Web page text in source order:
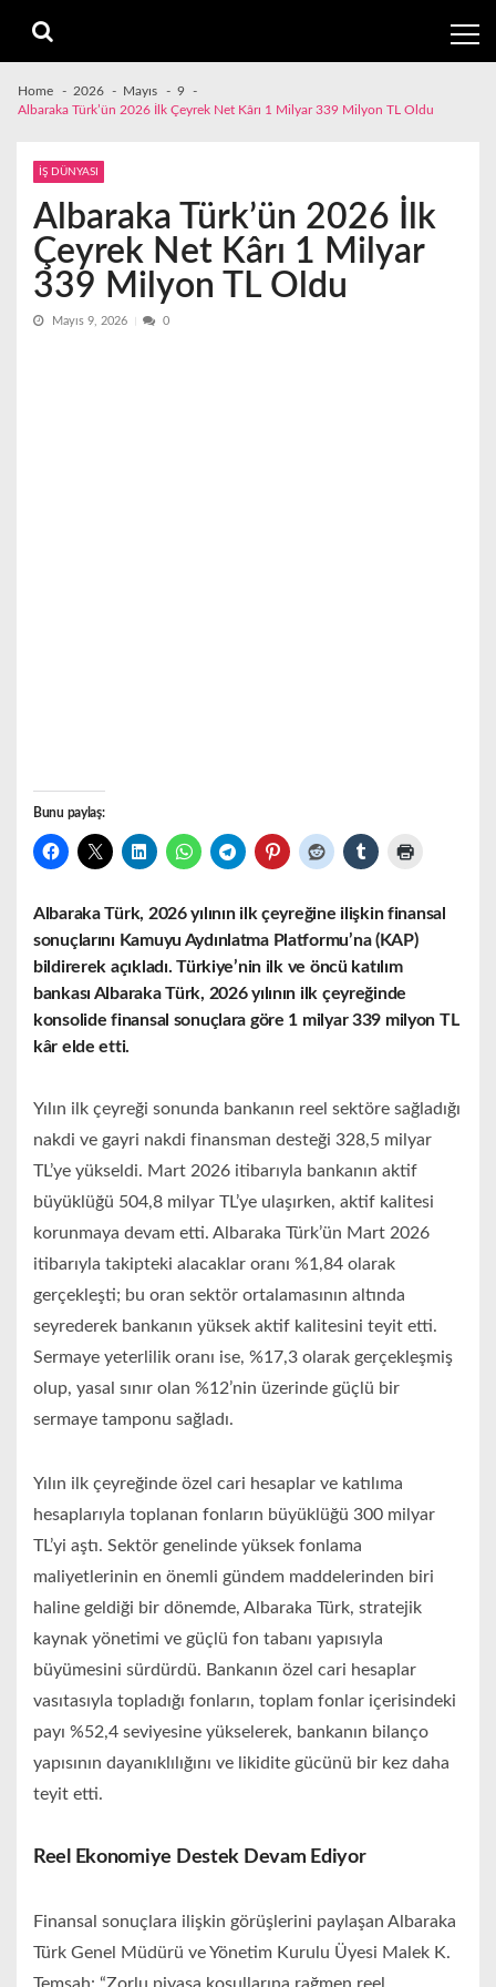
navigation
content
Home 2026 Mayıs
9
Albaraka Türk’ün 2026 İlk Çeyrek Net Kârı 1 Milyar 339 Milyon TL Oldu
İŞ DÜNYASI
Albaraka Türk’ün 2026 İlk
Çeyrek Net Kârı 1 Milyar
339 Milyon TL Oldu
Mayıs 9, 2026 0
Bunu paylaş:
Albaraka Türk, 2026 yılının ilk çeyreğine ilişkin finansal
sonuçlarını Kamuyu Aydınlatma Platformu’na (KAP)
bildirerek açıkladı. Türkiye’nin ilk ve öncü katılım
bankası Albaraka Türk, 2026 yılının ilk çeyreğinde
konsolide finansal sonuçlara göre 1 milyar 339 milyon TL
kâr elde etti.
Yılın ilk çeyreği sonunda bankanın reel sektöre sağladığı
nakdi ve gayri nakdi finansman desteği 328,5 milyar
TL’ye yükseldi. Mart 2026 itibarıyla bankanın aktif
büyüklüğü 504,8 milyar TL’ye ulaşırken, aktif kalitesi
korunmaya devam etti. Albaraka Türk’ün Mart 2026
itibarıyla takipteki alacaklar oranı %1,84 olarak
gerçekleşti; bu oran sektör ortalamasının altında
seyrederek bankanın yüksek aktif kalitesini teyit etti.
Sermaye yeterlilik oranı ise, %17,3 olarak gerçekleşmiş
olup, yasal sınır olan %12’nin üzerinde güçlü bir
sermaye tamponu sağladı.
Yılın ilk çeyreğinde özel cari hesaplar ve katılıma
hesaplarıyla toplanan fonların büyüklüğü 300 milyar
TL’yi aştı. Sektör genelinde yüksek fonlama
maliyetlerinin en önemli gündem maddelerinden biri
haline geldiği bir dönemde, Albaraka Türk, stratejik
kaynak yönetimi ve güçlü fon tabanı yapısıyla
büyümesini sürdürdü. Bankanın özel cari hesaplar
vasıtasıyla topladığı fonların, toplam fonlar içerisindeki
payı %52,4 seviyesine yükselerek, bankanın bilanço
yapısının dayanıklılığını ve likidite gücünü bir kez daha
teyit etti.
Reel Ekonomiye Destek Devam Ediyor
Finansal sonuçlara ilişkin görüşlerini paylaşan Albaraka
Türk Genel Müdürü ve Yönetim Kurulu Üyesi Malek K.